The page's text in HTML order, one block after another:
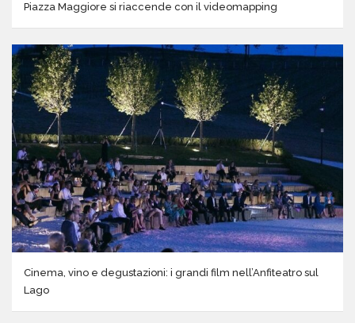
Piazza Maggiore si riaccende con il videomapping
Cinema, vino e degustazioni: i grandi film nell’Anfiteatro sul
Lago